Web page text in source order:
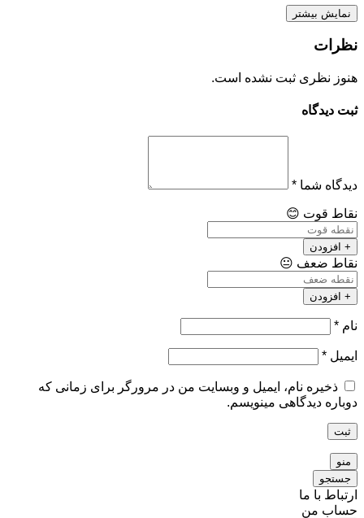
نمایش بیشتر
نظرات
هنوز نظری ثبت نشده است.
ثبت دیدگاه
دیدگاه شما *
نقاط قوت 😊
+ افزودن
نقاط ضعف 😐
+ افزودن
نام *
ایمیل *
ذخیره نام، ایمیل و وبسایت من در مرورگر برای زمانی که
دوباره دیدگاهی مینویسم.
ثبت
منو
جستجو
ارتباط با ما
حساب من